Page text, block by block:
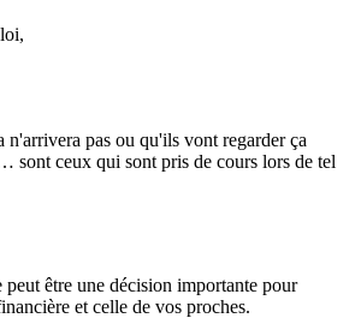
n'arrivera pas ou qu'ils vont regarder ça
sont ceux qui sont pris de cours lors de tel
peut être une décision importante pour
et celle de vos proches.